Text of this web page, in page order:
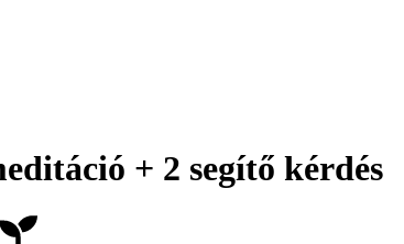
+ 2 segítő kérdés